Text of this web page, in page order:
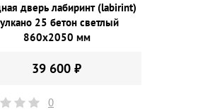
дверь лабиринт (labirint)
25 бетон светлый
860х2050 мм
39 600 ₽
0